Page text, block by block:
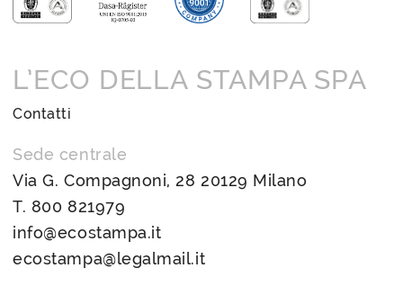
L’ECO DELLA STAMPA SPA
Contatti
Sede centrale
Via G. Compagnoni, 28 20129 Milano
T. 800 821979
info@ecostampa.it
ecostampa@legalmail.it